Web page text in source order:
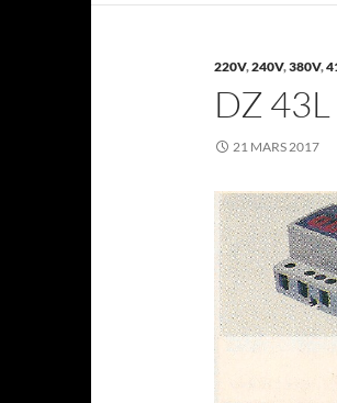
220V,240V,380V,
DZ
21 MARS 2017